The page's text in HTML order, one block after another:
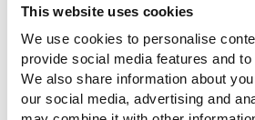
This website uses cookies
We use cookies to personalise
provide social media features and
We also share information about
our social media, advertising and